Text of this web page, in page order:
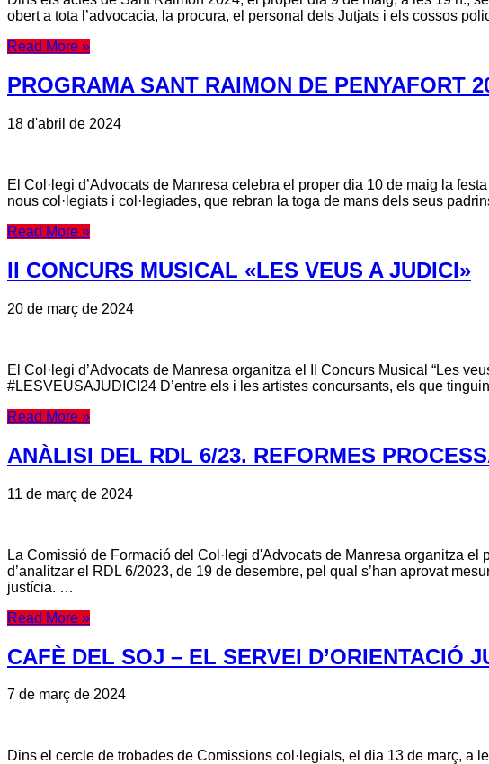
obert a tota l’advocacia, la procura, el personal dels Jutjats i els cossos
Read More »
PROGRAMA SANT RAIMON DE PENYAFORT
18 d'abril de 2024
El Col·legi d’Advocats de Manresa celebra el proper dia 10 de maig la
nous col·legiats i col·legiades, que rebran la toga de mans dels seus
Read More »
II CONCURS MUSICAL «LES VEUS A JUDICI»
20 de març de 2024
El Col·legi d’Advocats de Manresa organitza el II Concurs Musical “Les
#LESVEUSAJUDICI24 D’entre els i les artistes concursants, els que
Read More »
ANÀLISI DEL RDL 6/23. REFORMES
11 de març de 2024
La Comissió de Formació del Col·legi d'Advocats de Manresa organitza
d’analitzar el RDL 6/2023, de 19 de desembre, pel qual s’han aprovat
justícia. …
Read More »
CAFÈ DEL SOJ – EL SERVEI D’ORIENTACIÓ
7 de març de 2024
Dins el cercle de trobades de Comissions col·legials, el dia 13 de març, a